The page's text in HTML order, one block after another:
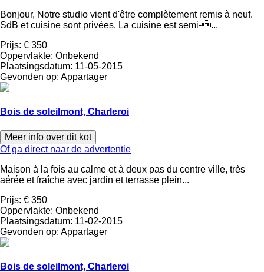
Bonjour, Notre studio vient d'être complètement remis à neuf.
SdB et cuisine sont privées. La cuisine est semi-...
Prijs: € 350
Oppervlakte: Onbekend
Plaatsingsdatum: 11-05-2015
Gevonden op: Appartager
Bois de soleilmont, Charleroi
Meer info over dit kot
Of ga direct naar de advertentie
Maison à la fois au calme et à deux pas du centre ville, très
aérée et fraîche avec jardin et terrasse plein...
Prijs: € 350
Oppervlakte: Onbekend
Plaatsingsdatum: 11-02-2015
Gevonden op: Appartager
Bois de soleilmont, Charleroi